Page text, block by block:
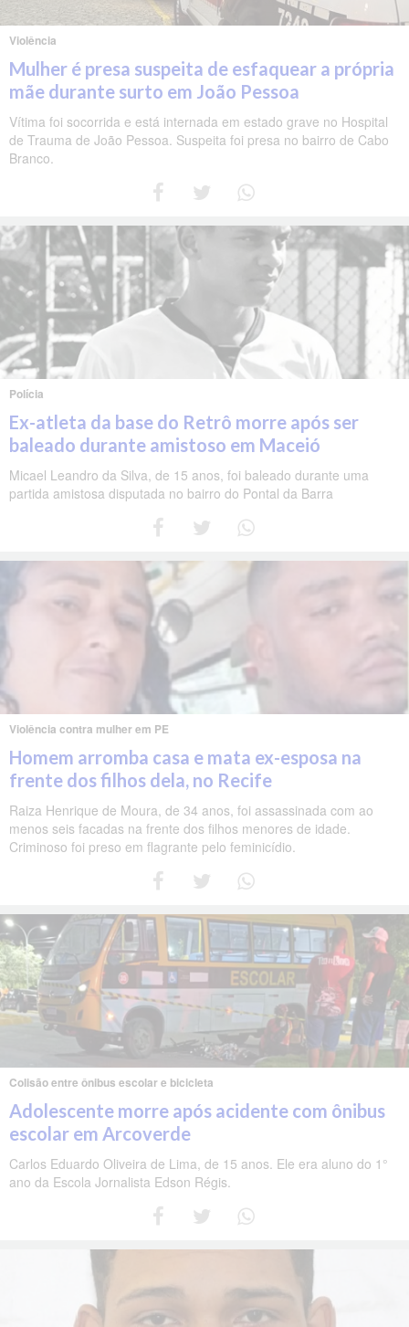
Violência
Mulher é presa suspeita de esfaquear a própria
mãe durante surto em João Pessoa
Vítima foi socorrida e está internada em estado grave no Hospital
de Trauma de João Pessoa. Suspeita foi presa no bairro de Cabo
Branco.
Polícia
Ex-atleta da base do Retrô morre após ser
baleado durante amistoso em Maceió
Micael Leandro da Silva, de 15 anos, foi baleado durante uma
partida amistosa disputada no bairro do Pontal da Barra
Violência contra mulher em PE
Homem arromba casa e mata ex-esposa na
frente dos filhos dela, no Recife
Raiza Henrique de Moura, de 34 anos, foi assassinada com ao
menos seis facadas na frente dos filhos menores de idade.
Criminoso foi preso em flagrante pelo feminicídio.
Colisão entre ônibus escolar e bicicleta
Adolescente morre após acidente com ônibus
escolar em Arcoverde
Carlos Eduardo Oliveira de Lima, de 15 anos. Ele era aluno do 1°
ano da Escola Jornalista Edson Régis.